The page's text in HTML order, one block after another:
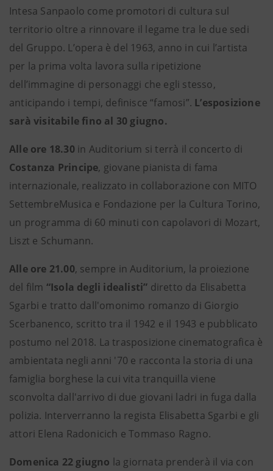
Intesa Sanpaolo come promotori di cultura sul
territorio oltre a rinnovare il legame tra le due sedi
del Gruppo. L’opera è del 1963, anno in cui l’artista
per la prima volta lavora sulla ripetizione
dell’immagine di personaggi che egli stesso,
anticipando i tempi, definisce “famosi”. L’esposizione
sarà visitabile fino al 30 giugno.
Alle ore 18.30 in Auditorium si terrà il concerto di
Costanza Principe, giovane pianista di fama
internazionale, realizzato in collaborazione con MITO
SettembreMusica e Fondazione per la Cultura Torino,
un programma di 60 minuti con capolavori di Mozart,
Liszt e Schumann.
Alle ore 21.00, sempre in Auditorium, la proiezione
del film “Isola degli idealisti” diretto da Elisabetta
Sgarbi e tratto dall'omonimo romanzo di Giorgio
Scerbanenco, scritto tra il 1942 e il 1943 e pubblicato
postumo nel 2018. La trasposizione cinematografica è
ambientata negli anni '70 e racconta la storia di una
famiglia borghese la cui vita tranquilla viene
sconvolta dall'arrivo di due giovani ladri in fuga dalla
polizia. Interverranno la regista Elisabetta Sgarbi e gli
attori Elena Radonicich e Tommaso Ragno.
Domenica 22 giugno la giornata prenderà il via con